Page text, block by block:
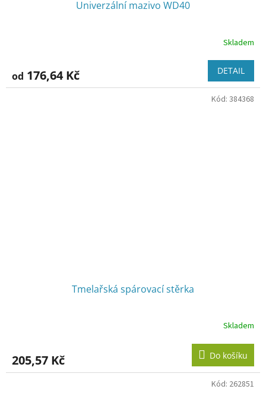
Univerzální mazivo WD40
Skladem
od 176,64 Kč DETAIL
Tmelařská spárovací stěrka
Skladem
205,57 Kč Do košíku
Kód: 384368
Kód: 262851